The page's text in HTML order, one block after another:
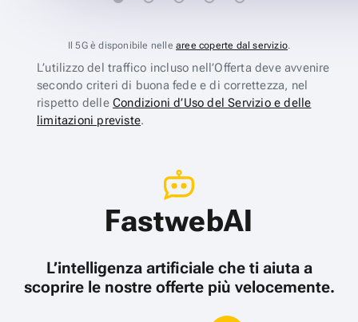
Il 5G è disponibile nelle aree coperte dal servizio.
L’utilizzo del traffico incluso nell’Offerta deve avvenire
secondo criteri di buona fede e di correttezza, nel
rispetto delle Condizioni d’Uso del Servizio e delle
limitazioni previste.
FastwebAI
L’intelligenza artificiale che ti aiuta a
scoprire le nostre offerte più velocemente.